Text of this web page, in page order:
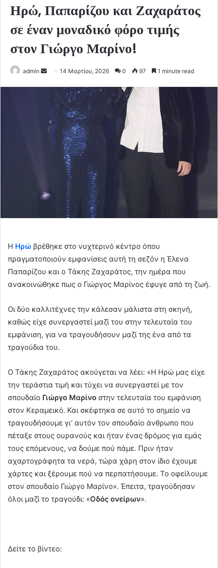
Ηρώ, Παπαρίζου και Ζαχαράτος
σε έναν μοναδικό φόρο τιμής
στον Γιώργο Μαρίνο!
admin
Send
email
14 Μαρτίου, 2026 0 97 1 minute read
Η Ηρώ βρέθηκε στο νυχτερινό κέντρο όπου
πραγματοποιούν εμφανίσεις αυτή τη σεζόν η Έλενα
Παπαρίζου και ο Τάκης Ζαχαράτος, την ημέρα που
ανακοινώθηκε πως ο Γιώργος Μαρίνος έφυγε από τη ζωή.
Οι δύο καλλιτέχνες την κάλεσαν μάλιστα στη σκηνή,
καθώς είχε συνεργαστεί μαζί του στην τελευταία του
εμφάνιση, για να τραγουδήσουν μαζί της ένα από τα
τραγούδια του.
Ο Τάκης Ζαχαράτος ακούγεται να λέει: «Η Ηρώ μας είχε
την τεράστια τιμή και τύχει να συνεργαστεί με τον
σπουδαίο Γιώργο Μαρίνο στην τελευταία του εμφάνιση
στον Κεραμεικό. Και σκέφτηκα σε αυτό το σημείο να
τραγουδήσουμε γι’ αυτόν τον σπουδαίο άνθρωπο που
πέταξε στους ουρανούς και ήταν ένας δρόμος για εμάς
τους επόμενους, να δούμε πού πάμε. Πριν ήταν
αχαρτογράφητα τα νερά, τώρα χάρη στον ίδιο έχουμε
χάρτες και ξέρουμε πού να περπατήσουμε. Το οφείλουμε
στον σπουδαίο Γιώργο Μαρίνο». Έπειτα, τραγούδησαν
όλοι μαζί το τραγούδι: «Οδός ονείρων».
Δείτε το βίντεο: